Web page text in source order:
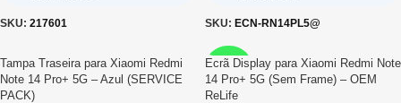
SKU: 217601 SKU: ECN-RN14PL5@
Tampa Traseira para Xiaomi Redmi
Note 14 Pro+ 5G – Azul (SERVICE
PACK)
RELIFE
Ecrã Display para Xiaomi Redmi Note
14 Pro+ 5G (Sem Frame) – OEM
ReLife